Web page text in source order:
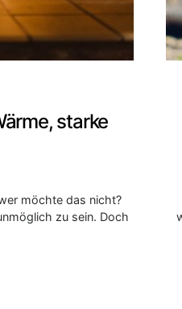
starke
möchte das nicht?
zu sein. Doch